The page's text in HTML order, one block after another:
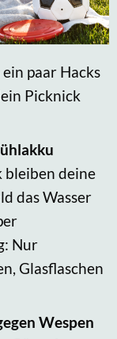
paar Hacks
Picknick
bleiben deine
das Wasser
Nur
Glasflaschen
Wespen